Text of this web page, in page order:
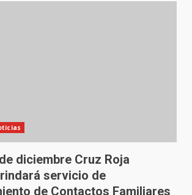
diciembre Cruz Roja
servicio de
de Contactos Familiares